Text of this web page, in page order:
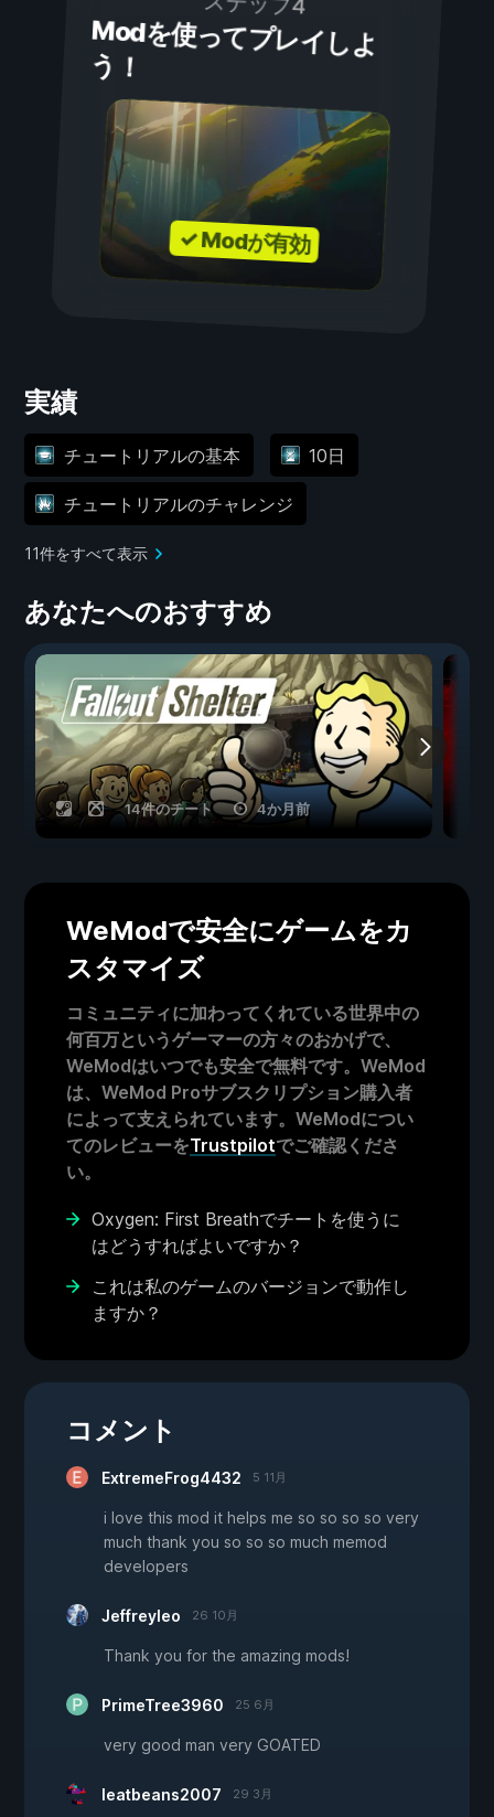
Modを使ってプレイしよ
う！
✓ Modが有効
実績
チュートリアルの基本 10日
チュートリアルのチャレンジ
11件をすべて表示
あなたへのおすすめ
14件のチート 4か月前
WeModで安全にゲームをカ
スタマイズ
コミュニティに加わってくれている世界中の
何百万というゲーマーの方々のおかげで、
WeModはいつでも安全で無料です。WeMod
は、WeMod Proサブスクリプション購入者
によって支えられています。WeModについ
てのレビューをTrustpilotでご確認くださ
い。
Oxygen: First Breathでチートを使うに
はどうすればよいですか？
これは私のゲームのバージョンで動作し
ますか？
コメント
ExtremeFrog4432 5 11月
i love this mod it helps me so so so so very
much thank you so so so much memod
developers
Jeffreyleo 26 10月
Thank you for the amazing mods!
PrimeTree3960 25 6月
very good man very GOATED
Ieatbeans2007 29 3月